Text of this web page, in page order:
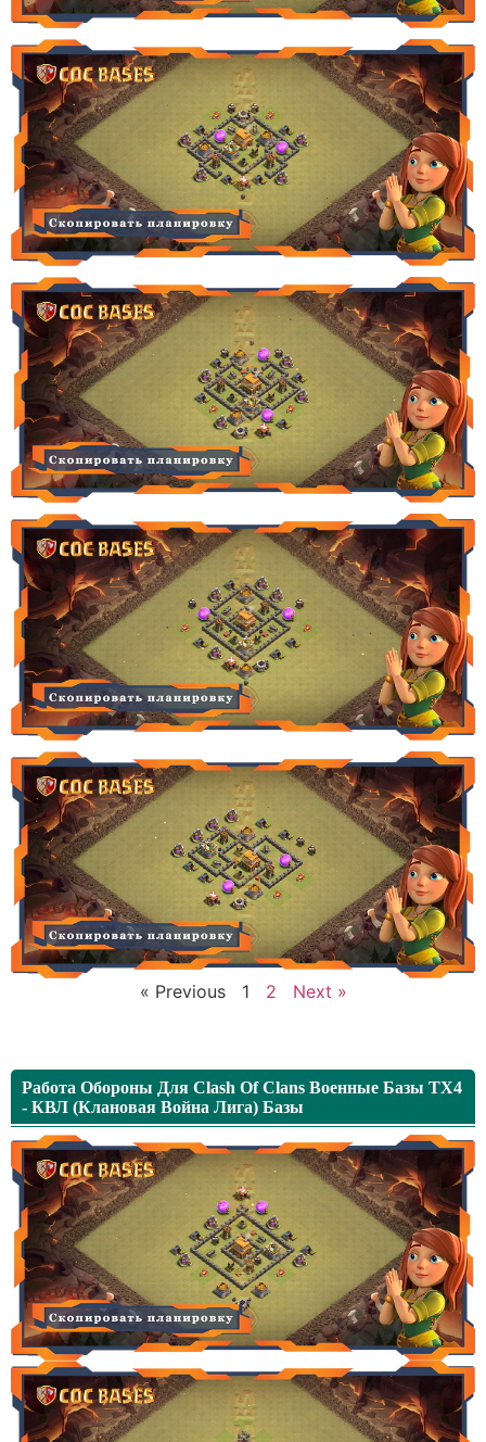
« Previous 1 2 Next »
Работа Обороны Для Clash Of Clans Военные Базы TX4
- КВЛ (Клановая Война Лига) Базы